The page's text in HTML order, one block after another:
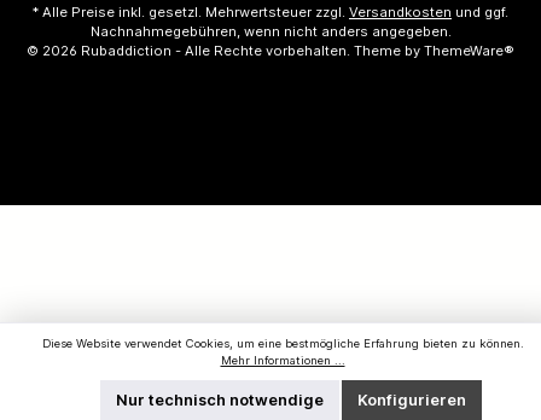
* Alle Preise inkl. gesetzl. Mehrwertsteuer zzgl. Versandkosten und ggf.
Nachnahmegebühren, wenn nicht anders angegeben.
© 2026 Rubaddiction - Alle Rechte vorbehalten. Theme by ThemeWare®
Diese Website verwendet Cookies, um eine bestmögliche Erfahrung bieten zu können.
Mehr Informationen ...
Nur technisch notwendige Konfigurieren